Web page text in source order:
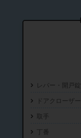
レバー・開戸錠
ドアクローザー
取手
丁番